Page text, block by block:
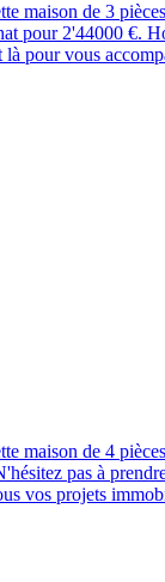
de 3 pièces
pour 2'44000 €.
pour vous
de 4 pièces
pas à
vos projets